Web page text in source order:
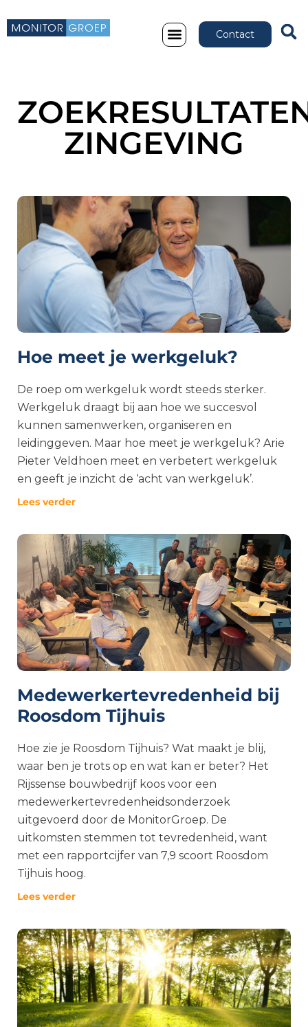
Contact
ZINGEVING
Hoe meet je werkgeluk?
De roep om werkgeluk wordt steeds sterker.
Werkgeluk draagt bij aan hoe we succesvol
kunnen samenwerken, organiseren en
leidinggeven. Maar hoe meet je werkgeluk? Arie
Pieter Veldhoen meet en verbetert werkgeluk
en geeft je inzicht de ‘acht van werkgeluk’.
Lees verder
Medewerkertevredenheid bij
Roosdom Tijhuis
Hoe zie je Roosdom Tijhuis? Wat maakt je blij,
waar ben je trots op en wat kan er beter? Het
Rijssense bouwbedrijf koos voor een
medewerkertevredenheidsonderzoek
uitgevoerd door de MonitorGroep. De
uitkomsten stemmen tot tevredenheid, want
met een rapportcijfer van 7,9 scoort Roosdom
Tijhuis hoog.
Lees verder